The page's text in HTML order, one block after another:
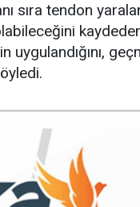
sıra tendon